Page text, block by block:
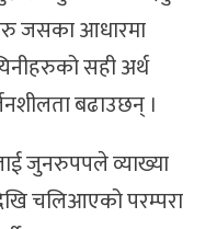
जसका आधारमा
सही अर्थ
बढाउछन् ।
जुनरुपपले व्याख्या
चलिआएको परम्परा